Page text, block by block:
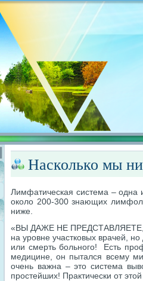
Насколько мы
Лимфатическая система – одна
около 200-300 знающих
ниже.
«ВЫ ДАЖЕ НЕ ПРЕДСТАВЛЯЕТЕ,
на уровне участковых врачей,
или смерть больного! Есть
медицине, он пытался всему
очень важна – это система
простейших! Практически от